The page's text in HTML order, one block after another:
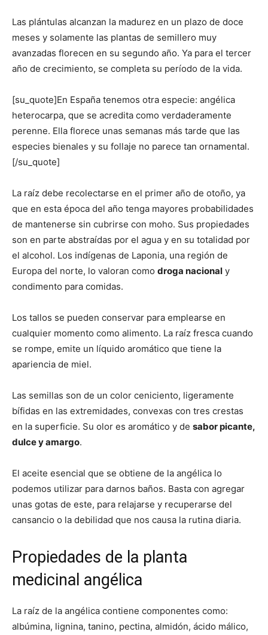
Las plántulas alcanzan la madurez en un plazo de doce
meses y solamente las plantas de semillero muy
avanzadas florecen en su segundo año. Ya para el tercer
año de crecimiento, se completa su período de la vida.
[su_quote]En España tenemos otra especie: angélica
heterocarpa, que se acredita como verdaderamente
perenne. Ella florece unas semanas más tarde que las
especies bienales y su follaje no parece tan ornamental.
[/su_quote]
La raíz debe recolectarse en el primer año de otoño, ya
que en esta época del año tenga mayores probabilidades
de mantenerse sin cubrirse con moho. Sus propiedades
son en parte abstraídas por el agua y en su totalidad por
el alcohol. Los indígenas de Laponia, una región de
Europa del norte, lo valoran como droga nacional y
condimento para comidas.
Los tallos se pueden conservar para emplearse en
cualquier momento como alimento. La raíz fresca cuando
se rompe, emite un líquido aromático que tiene la
apariencia de miel.
Las semillas son de un color ceniciento, ligeramente
bífidas en las extremidades, convexas con tres crestas
en la superficie. Su olor es aromático y de sabor picante,
dulce y amargo.
El aceite esencial que se obtiene de la angélica lo
podemos utilizar para darnos baños. Basta con agregar
unas gotas de este, para relajarse y recuperarse del
cansancio o la debilidad que nos causa la rutina diaria.
Propiedades de la planta
medicinal angélica
La raíz de la angélica contiene componentes como:
albúmina, lignina, tanino, pectina, almidón, ácido málico,